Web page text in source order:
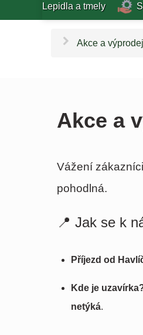
Lepidla a tmely
Akce a
Akce a
Vážení
pohodlná.
📍 Jak se k
Příjezd od
Kde je
netýká.